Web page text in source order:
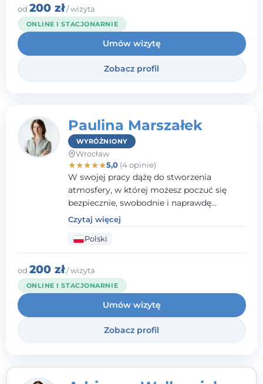
z różnorodnymi trudnościami
emocjonalnymi oraz rozwojowymi.
od 200 zł/ wizyta
ONLINE I STACJONARNIE
Umów wizytę
Zobacz profil
Paulina Marszałek
WYRÓŻNIONY
Wrocław
★★★★★5,0(4 opinie)
W swojej pracy dążę do stworzenia
atmosfery, w której możesz poczuć się
bezpiecznie, swobodnie i naprawdę
wysłuchany(-a). Zależy mi na
towarzyszeniu Ci w drodze do większego
dobrostanu, lepszego poznania siebie oraz
budowania wartościowych i
satysfakcjonujących relacji - zarówno z
innymi, jak i z samym sobą. Możliwość
bycia częścią tego procesu traktuję jako
duże wyróżnienie.
Czytaj więcej
Polski
od 200 zł/ wizyta
ONLINE I STACJONARNIE
Umów wizytę
Zobacz profil